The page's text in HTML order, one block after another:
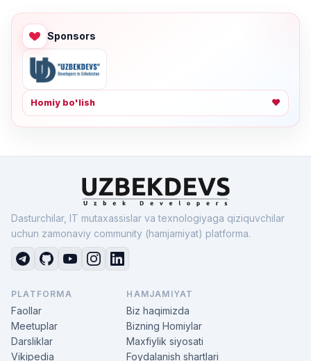
Sponsors
Homiy bo'lish ❤
Dasturchilar, IT mutaxassislar va texnologiyaga qiziquvchilar
uchun zamonaviy community (hamjamiyat) platforma.
PLATFORMA
Faollar
Meetuplar
Darsliklar
Vikipedia
HAMJAMIYAT
Biz haqimizda
Bizning Homiylar
Maxfiylik siyosati
Foydalanish shartlari